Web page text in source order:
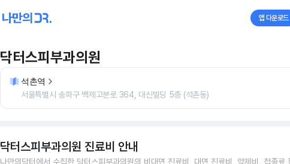
앱 다운로드
닥터스피부과의원
석촌역
서울특별시 송파구 백제고분로 364, 대신빌딩 5층 (석촌동)
닥터스피부과의원 진료비 안내
나만의닥터에서 수집한 닥터스피부과의원의 비대면 진료비, 대면 진료비, 약제비, 접종료